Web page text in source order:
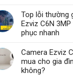
Top lỗi thường
Ezviz C6N
phục nhanh
Camera Ezviz
mua cho gia
không?